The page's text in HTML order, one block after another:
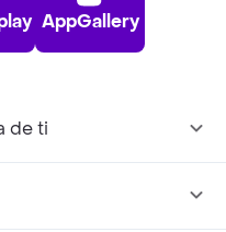
AppGallery
de ti